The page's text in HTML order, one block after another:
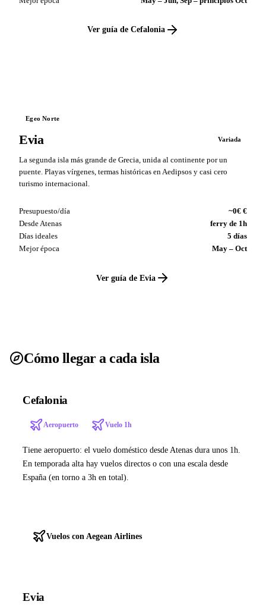
Ver guía de Cefalonia
Egeo Norte
Evia Variada
La segunda isla más grande de Grecia, unida al continente por un
puente. Playas vírgenes, termas históricas en Aedipsos y casi cero
turismo internacional.
Presupuesto/día
~0€ €
Desde Atenas
ferry de 1h
Días ideales
5 días
Mejor época
May – Oct
Ver guía de Evia
Cómo llegar a cada isla
Cefalonia
Aeropuerto Vuelo 1h
Tiene aeropuerto: el vuelo doméstico desde Atenas dura unos 1h.
En temporada alta hay vuelos directos o con una escala desde
España (en torno a 3h en total).
Vuelos con Aegean Airlines
Evia